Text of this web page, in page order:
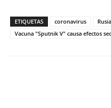
ETIQUETAS coronavirus Rusia
Vacuna "Sputnik V" causa efectos